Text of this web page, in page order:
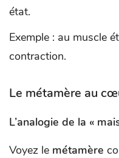
état.
Exemple : au muscle
contraction.
Le métamère au
L’analogie de la «
Voyez le métamère